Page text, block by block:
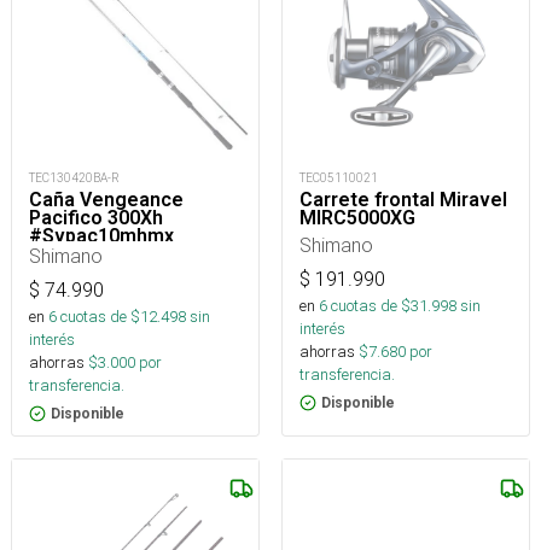
TEC130420BA-R
Caña Vengeance
Pacifico 300Xh
#Svpac10mhmx_
Shimano
$ 74.990
en 6cuotas de $12.498sin
interés
ahorras $3.000 por
transferencia.
Disponible
TEC05110021
Carrete frontal Miravel
MIRC5000XG
Shimano
$ 191.990
en 6cuotas de $31.998sin
interés
ahorras $7.680 por
transferencia.
Disponible